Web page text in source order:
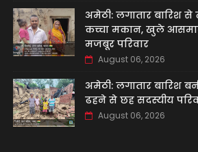
अमेठी: लगातार बारिश से
कच्चा मकान, खुले
मजबूर परिवार
August 06, 2026
अमेठी: लगातार बारिश
ढहने से छह सदस्यीय
August 06, 2026